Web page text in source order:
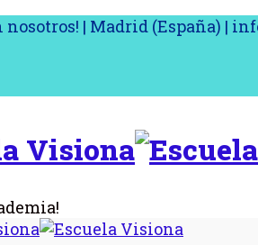
nosotros! | Madrid (España) |